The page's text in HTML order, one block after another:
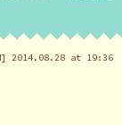
2014.08.28 at 19:36